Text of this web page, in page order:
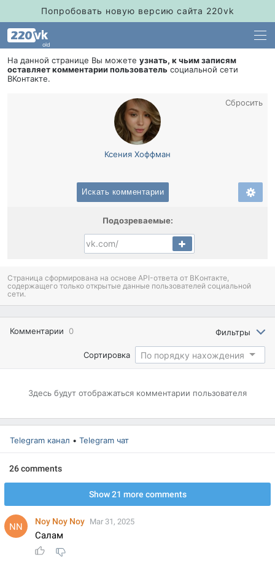
Попробовать новую версию сайта 220vk
old
На данной странице Вы можете узнать, к чьим записям
оставляет комментарии пользователь социальной сети
Контакте.
Ксения Хоффман
Сбросить
Искать комментарии
Подозреваемые:
Страница сформирована на основе API-ответа от ВКонтакте,
содержащего только открытые данные пользователей социальной
сети.
Комментарии 0 Фильтры
Сортировка По порядку нахождения
Здесь будут отображаться комментарии пользователя
Telegram канал • Telegram чат